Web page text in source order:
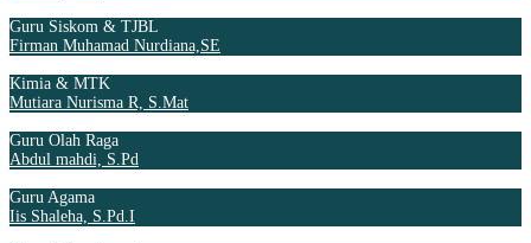
Guru Siskom & TJBL
Firman Muhamad Nurdiana,SE
Kimia & MTK
Mutiara Nurisma R, S.Mat
Guru Olah Raga
Abdul mahdi, S.Pd
Guru Agama
Iis Shaleha, S.Pd.I